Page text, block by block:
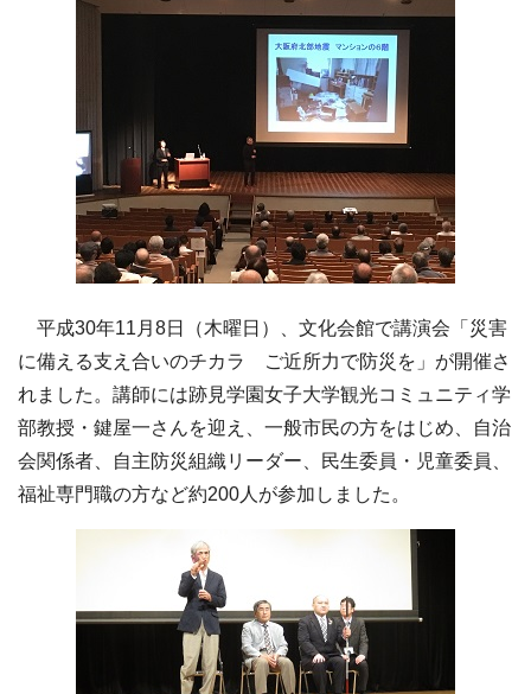
平成30年11月8日（木曜日）、文化会館で講演会「災害
に備える支え合いのチカラ ご近所力で防災を」が開催さ
れました。講師には跡見学園女子大学観光コミュニティ学
部教授・鍵屋一さんを迎え、一般市民の方をはじめ、自治
会関係者、自主防災組織リーダー、民生委員・児童委員、
福祉専門職の方など約200人が参加しました。